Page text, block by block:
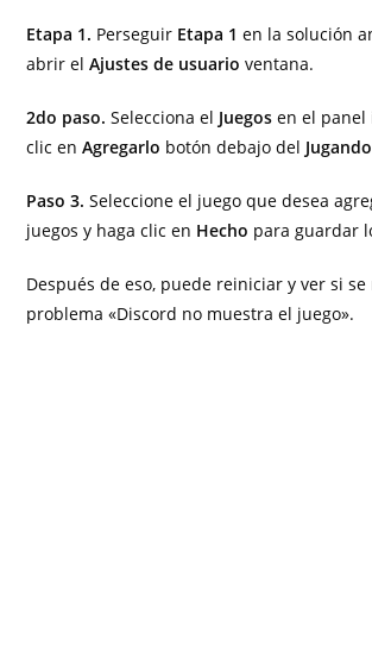
Etapa 1. Perseguir Etapa 1en la solución
abrir elAjustes de usuarioventana.
2do paso.Selecciona el Juegosen el panel
clic enAgregarlo botón debajo del
Paso 3.Seleccione el juego que desea
juegos y haga clic en Hecho para guardar
Después de eso, puede reiniciar y ver si se
problema «Discord no muestra el juego».